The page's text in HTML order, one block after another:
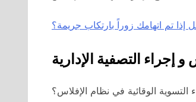
إذا تم اتهامك زوراً بارتكاب جريمة؟
و إجراء التصفية الإدارية
الوقائية في نظام الإفلاس؟